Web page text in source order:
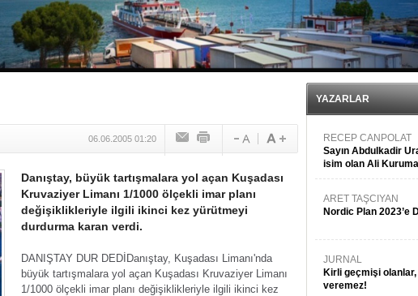
Deniz turizminde yeni ‘Ceza Rejimi’!
DÖDER, 28. Dönem Yönetim Kurulu Başkanını seçti!
Fairline, Türkiye’de ‘SoleMarin’i seçti
Baltık Denizi'nde tarih yazıldı!
Runit kubbesi okyanusun derinliklerinde halkı tehdit ediyor
06.06.2005 01:20
Danıştay, büyük tartışmalara yol açan Kuşadası
Kruvaziyer Limanı 1/1000 ölçekli imar planı
değişiklikleriyle ilgili ikinci kez yürütmeyi
durdurma karan verdi.
DANIŞTAY DUR DEDİ Danıştay, Kuşadası Limanı'nda
büyük tartışmalara yol açan Kuşadası Kruvaziyer Limanı
1/1000 ölçekli imar planı değişiklikleriyle ilgili ikinci kez
YAZARLAR
RECEP CANPOLAT
Sayın Abdulkadir
isim olan Ali
danışıyorsunuz?
ARET TAŞCIYAN
Nordic Plan 2023’e
JURNAL
Kirli geçmişi
veremez!